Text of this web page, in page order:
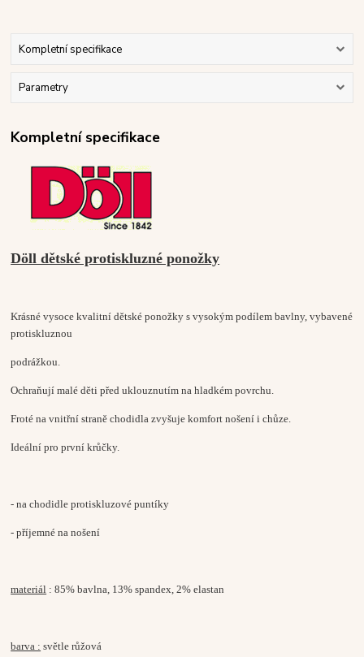
Kompletní specifikace
Parametry
Kompletní specifikace
Döll dětské protiskluzné ponožky
Krásné vysoce kvalitní dětské ponožky s vysokým podílem bavlny, vybavené
protiskluznou
podrážkou.
Ochraňují malé děti před uklouznutím na hladkém povrchu.
Froté na vnitřní straně chodidla zvyšuje komfort nošení i chůze.
Ideální pro první krůčky.
- na chodidle protiskluzové puntíky
- příjemné na nošení
materiál : 85% bavlna, 13% spandex, 2% elastan
barva : světle růžová